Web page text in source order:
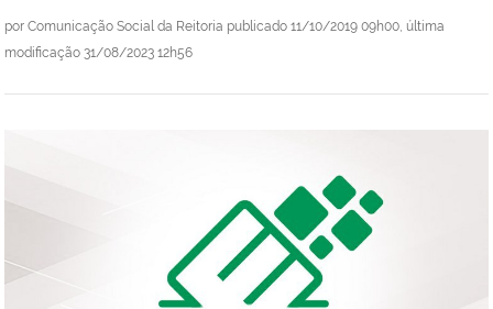
por Comunicação Social da Reitoria publicado 11/10/2019 09h00, última
modificação 31/08/2023 12h56